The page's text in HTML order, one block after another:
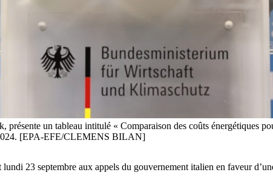
un tableau intitulé « Comparaison des coûts énergétiques
[EPA-EFE/CLEMENS BILAN]
23 septembre aux appels du gouvernement italien en faveur